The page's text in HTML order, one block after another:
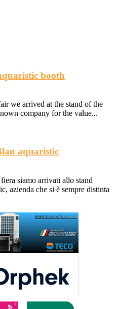
booth
we arrived at the stand of the
company for the value...
aquaristic
siamo arrivati allo stand
azienda che si è sempre distinta